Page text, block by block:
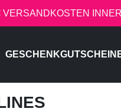
VERSANDKOSTEN